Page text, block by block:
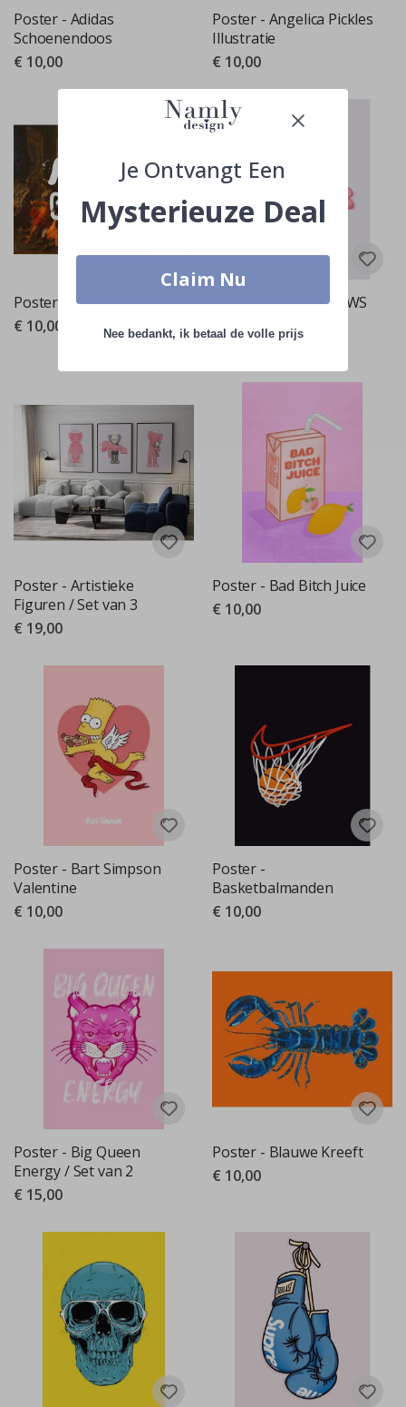
Poster - Adidas
Schoenendoos
€ 10,00
Poster - Angelica Pickles
Illustratie
€ 10,00
Poster - Art Is Boring
€ 10,00
Poster - Artistiek KAWS
Poster - Artistieke
Figuren / Set van 3
€ 19,00
Poster - Bad Bitch Juice
€ 10,00
Poster - Bart Simpson
Valentine
€ 10,00
Poster -
Basketbalmanden
€ 10,00
Poster - Big Queen
Energy / Set van 2
€ 15,00
Poster - Blauwe Kreeft
€ 10,00
Je Ontvangt Een
Mysterieuze Deal
Claim Nu
Nee bedankt, ik betaal de volle prijs